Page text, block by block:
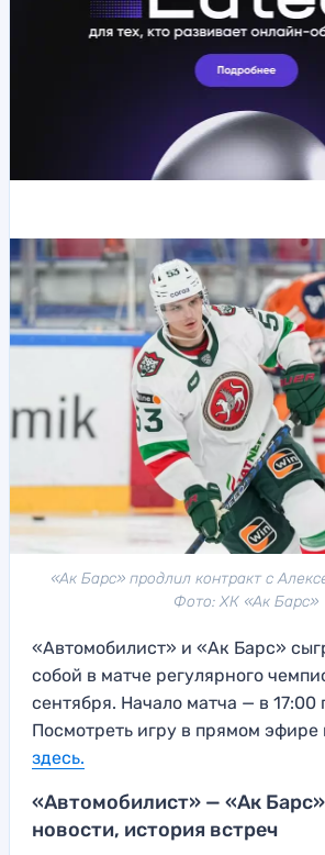
«Ак Барс» продлил контракт с
Фото: ХК «Ак Барс»
«Автомобилист» и «Ак Барс»
собой в матче регулярного
сентября. Начало матча — в 17:00
Посмотреть игру в прямом
здесь.
«Автомобилист» — «Ак
новости, история встреч